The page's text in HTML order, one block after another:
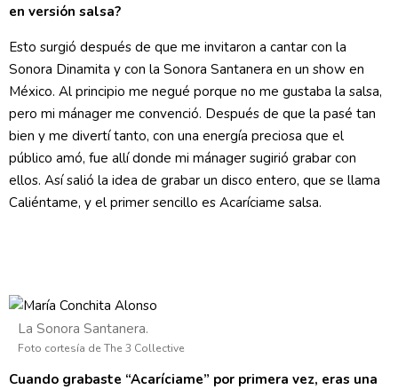
en versión salsa?
Esto surgió después de que me invitaron a cantar con la
Sonora Dinamita y con la Sonora Santanera en un show en
México. Al principio me negué porque no me gustaba la salsa,
pero mi mánager me convenció. Después de que la pasé tan
bien y me divertí tanto, con una energía preciosa que el
público amó, fue allí donde mi mánager sugirió grabar con
ellos. Así salió la idea de grabar un disco entero, que se llama
Caliéntame, y el primer sencillo es Acaríciame salsa.
La Sonora Santanera.
Foto cortesía de The 3 Collective
Cuando grabaste “Acaríciame” por primera vez, eras una